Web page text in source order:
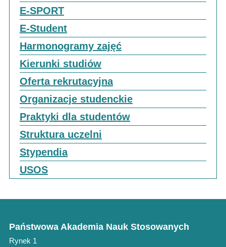
E-SPORT
E-Student
Harmonogramy zajęć
Kierunki studiów
Oferta rekrutacyjna
Organizacje studenckie
Praktyki dla studentów
Struktura uczelni
Stypendia
USOS
Państwowa Akademia Nauk Stosowanych
Rynek 1